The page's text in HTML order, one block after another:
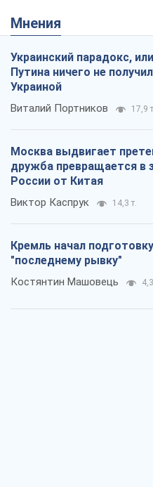
Мнения
Украинский парадокс,
Путина ничего не
Украиной
Виталий Портников 17,9 т.
Москва выдвигает
дружба превращается в
России от Китая
Виктор Каспрук 14,3 т.
Кремль начал
"последнему рывку"
Костянтин Машовець